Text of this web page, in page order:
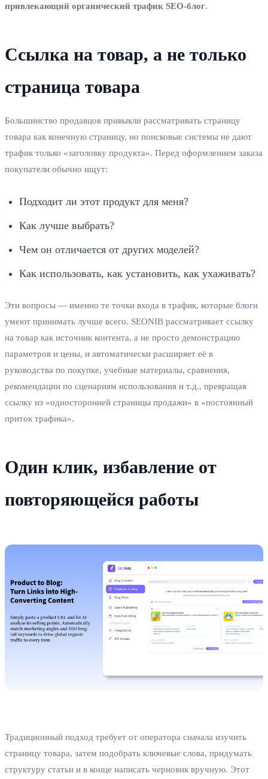
привлекающий органический трафик SEO‑блог.
Ссылка на товар, а не только
страница товара
Большинство продавцов привыкли рассматривать страницу
товара как конечную страницу, но поисковые системы не дают
трафик только «заголовку продукта». Перед оформлением заказа
покупатели обычно ищут:
Подходит ли этот продукт для меня?
Как лучше выбрать?
Чем он отличается от других моделей?
Как использовать, как установить, как ухаживать?
Эти вопросы — именно те точки входа в трафик, которые блоги
умеют принимать лучше всего. SEONIB рассматривает ссылку
на товар как источник контента, а не просто демонстрацию
параметров и цены, и автоматически расширяет её в
руководства по покупке, учебные материалы, сравнения,
рекомендации по сценариям использования и т.д., превращая
ссылку из «односторонней страницы продажи» в «постоянный
приток трафика».
Один клик, избавление от
повторяющейся работы
Традиционный подход требует от оператора сначала изучить
страницу товара, затем подобрать ключевые слова, придумать
структуру статьи и в конце написать черновик вручную. Этот